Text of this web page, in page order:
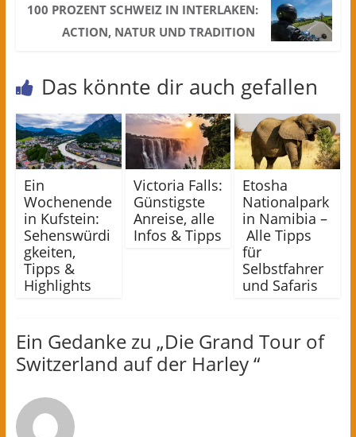
100 PROZENT SCHWEIZ IN INTERLAKEN:
ACTION, NATUR UND TRADITION
Das könnte dir auch gefallen
Ein
Wochenende
in Kufstein:
Sehenswürdi
gkeiten,
Tipps &
Highlights
Victoria Falls:
Günstigste
Anreise, alle
Infos & Tipps
Etosha
Nationalpark
in Namibia –
Alle Tipps
für
Selbstfahrer
und Safaris
Ein Gedanke zu „Die Grand Tour of
Switzerland auf der Harley“